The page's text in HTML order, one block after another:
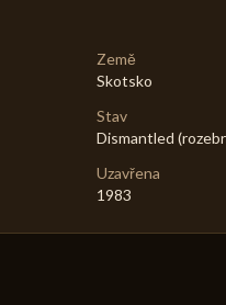
Země
Skotsko
Stav
Dismantled
Uzavřena
1983